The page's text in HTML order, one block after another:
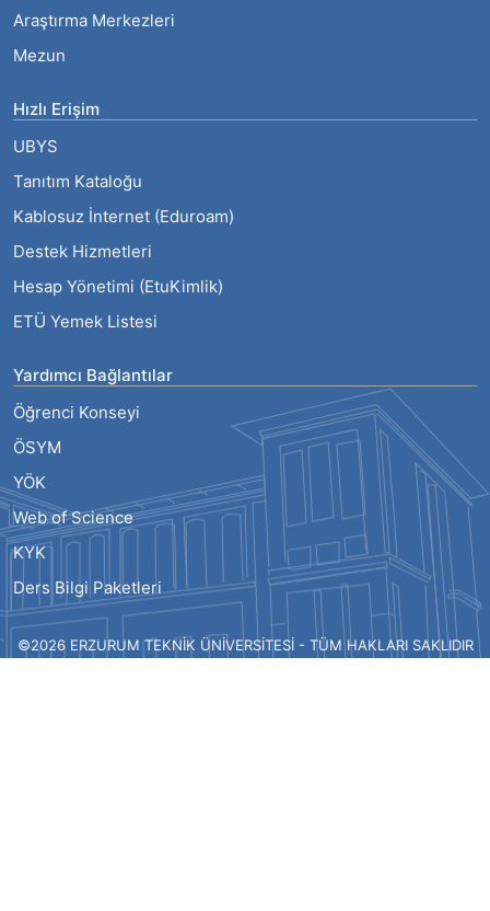
Araştırma Merkezleri
Mezun
Hızlı Erişim
UBYS
Tanıtım Kataloğu
Kablosuz İnternet (Eduroam)
Destek Hizmetleri
Hesap Yönetimi (EtuKimlik)
ETÜ Yemek Listesi
Yardımcı Bağlantılar
Öğrenci Konseyi
ÖSYM
YÖK
Web of Science
KYK
Ders Bilgi Paketleri
©2026 ERZURUM TEKNİK ÜNİVERSİTESİ - TÜM HAKLARI SAKLIDIR